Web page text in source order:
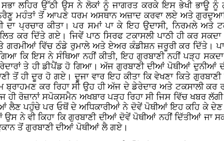
ਸਭਾ ਲਹਿਰ ਉੱਠੀ ਉਸ ਨੇ ਲੋਕਾਂ ਨੂੰ ਜਾਗਰਤ ਕਰਕੇ ਇਸ ਭੇਖੀ
ਮਹੰਤਾਂ ਤੋਂ ਆਪਣੇ ਧਰਮ ਅਸਥਾਨ ਅਜ਼ਾਦ ਕਰਵਾ ਲਏ ਅਤੇ
ਦਾ ਪ੍ਰਚਾਰ ਕੀਤਾ। ਪਰ ਸਮਾਂ ਪਾ ਕੇ ਇਹ ਉਦਾਸੀ, ਨਿਰਮਲੇ
ਕਰ ਦਿੱਤੇ ਗਏ। ਜਿਵੇਂ ਪਾਠ ਸਿਰਫ ਟਕਾਸਲੀ ਪਾਠੀ ਹੀ ਕਰ
ਗਰਮੀਆਂ ਵਿੱਚ ਠੰਡੇ ਰੁਮਾਲੇ ਅਤੇ ਏਅਰ ਕੰਡੀਸ਼ਨ ਜਰੂਰੀ ਕਰ ਦਿੱਤੇ।
ਕਿ ਇਸ ਨੇ ਸੰਥਿਆ ਨਹੀਂ ਕੀਤੀ, ਇਹ ਗੁਰਬਾਣੀ ਨਹੀਂ ਪੜ੍ਹ
ਤੇ ਹੀ ਡੀਪੈਂਡ ਹੋ ਗਿਆ। ਅੱਜ ਗੁਰਬਾਣੀ ਦੀਆਂ ਪੋਥੀਆਂ ਦੁਨੀਆਂ
ਤੋਂ ਹੀ ਦੂਰ ਹੋ ਗਏ। ਦੂਜਾ ਵਾਰ ਇਹ ਕੀਤਾ ਕਿ ਵੇਖਣਾ ਕਿਤੇ
ਬ੍ਰਾਹਮਣ ਕਰ ਰਿਹਾ ਸੀ ਉਹ ਹੀ ਅੱਜ ਦੇ ਡੇਰੇਦਾਰ ਅਤੇ ਟਕਸਾਲੀ
ਹੀ ਰੋਜ਼ਾਨਾਂ ਸਪੋਕਸਮੈਨ ਅਖਬਾਰ ਪੜ੍ਹ ਰਿਹਾ ਸੀ ਜਿਸ ਵਿੱਚ ਖਬਰ
ਲੈਣ ਪਹੁੰਚੇ ਪਰ ਓਥੋਂ ਦੇ ਅਧਿਕਾਰੀਆਂ ਨੇ ਦੋਵੇਂ ਪੋਥੀਆਂ ਇਹ ਕਹਿ ਕੇ ਦੇਣ
ਉਸ ਨੇ ਵੀ ਕਿਹਾ ਕਿ ਗੁਰਬਾਣੀ ਦੀਆਂ ਦੋਵੇਂ ਪੋਥੀਆਂ ਨਹੀਂ ਦਿੱਤੀਆਂ ਜਾ
ਤੋਂ ਗੁਰਬਾਣੀ ਦੀਆਂ ਪੋਥੀਆਂ ਲੈ ਗਏ।